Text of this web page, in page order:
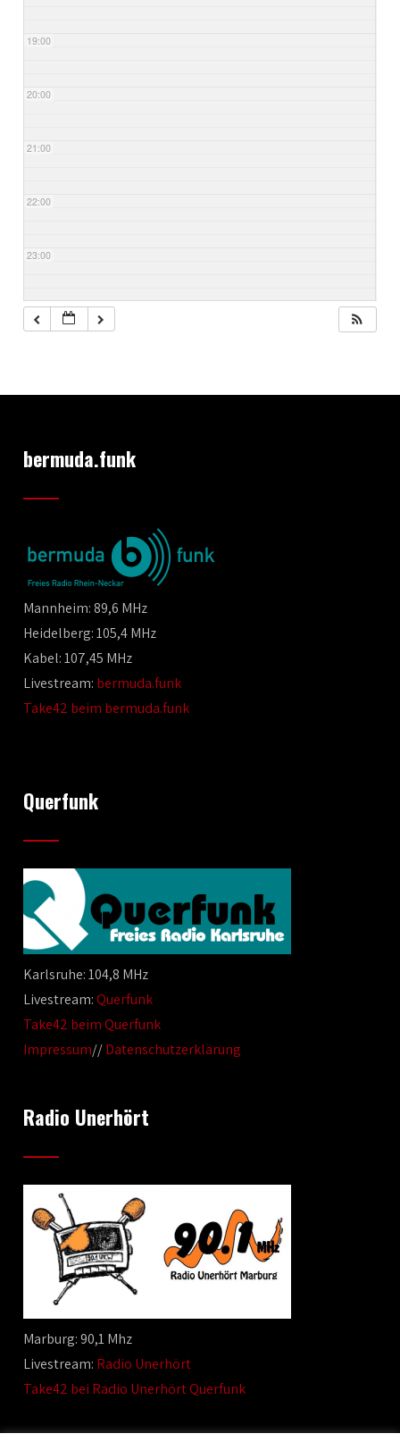
19:00
20:00
21:00
22:00
23:00
bermuda.funk
Mannheim: 89,6 MHz
Heidelberg: 105,4 MHz
Kabel: 107,45 MHz
Livestream: bermuda.funk
Take42 beim bermuda.funk
Querfunk
Karlsruhe: 104,8 MHz
Livestream:Querfunk
Take42 beim Querfunk
Impressum//Datenschutzerklärung
Radio Unerhört
Marburg: 90,1 Mhz
Livestream: Radio Unerhört
Take42 bei Radio Unerhört Querfunk